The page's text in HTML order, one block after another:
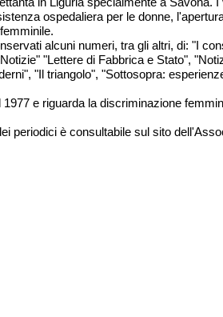
ospedaliera per le donne,
alcuni numeri, tra gli altri, di: "I
"Lettere di Fabbrica e Stato",
"Il triangolo", "Sottosopra:
e riguarda la discriminazione
periodici è consultabile sul sito